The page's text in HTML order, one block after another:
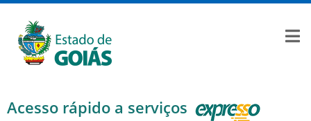
Acesso rápido a serviços